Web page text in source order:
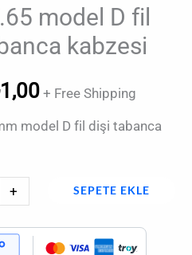
model D fil
kabzesi
1,00
₺1,00.
+ Free Shipping
model D fil dişi tabanca
+ SEPETE EKLE